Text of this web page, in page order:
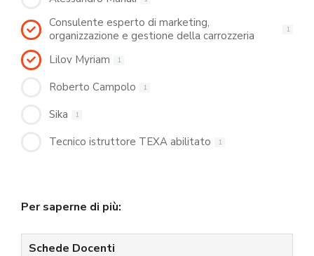
Consulente esperto di marketing,
organizzazione e gestione della carrozzeria
1
Lilov Myriam 1
Roberto Campolo 1
Sika 1
Tecnico istruttore TEXA abilitato 1
Per saperne di più:
Schede Docenti